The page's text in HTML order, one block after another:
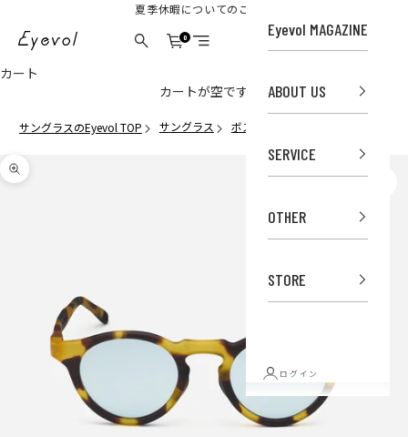
夏季休暇についてのご案内
Eyevol Online Store検索 カート
0
メニュー
Eyevol MAGAZINE
ABOUT US
SERVICE
OTHER
STORE
ログイン
カート
カートが空です
サングラスのEyevol TOP サングラス ボストン
ズームイン